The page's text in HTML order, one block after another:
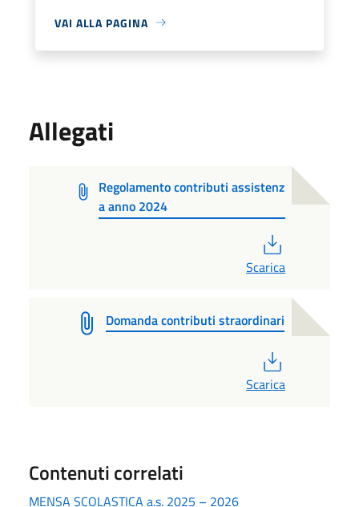
VAI ALLA PAGINA
Allegati
Regolamento contributi assistenz
a anno 2024
Scarica
Domanda contributi straordinari
Scarica
Contenuti correlati
MENSA SCOLASTICA a.s. 2025 – 2026